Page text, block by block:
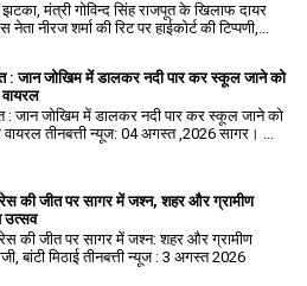
मंत्री गोविन्द सिंह राजपूत के खिलाफ दायर
नीरज शर्मा की रिट पर हाईकोर्ट की टिप्पणी,...
: जान जोखिम में डालकर नदी पार कर स्कूल जाने को
वायरल
: जान जोखिम में डालकर नदी पार कर स्कूल जाने को
वायरल तीनबत्ती न्यूज: 04 अगस्त ,2026 सागर। ...
की जीत पर सागर में जश्न, शहर और ग्रामीण
उत्सव
की जीत पर सागर में जश्न: शहर और ग्रामीण
बांटी मिठाई तीनबत्ती न्यूज : 3 अगस्त 2026